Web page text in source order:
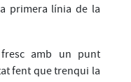
a primera línia de la
amb un punt
fent que trenqui la